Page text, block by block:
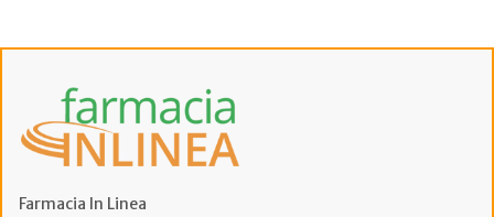
Farmacia In Linea